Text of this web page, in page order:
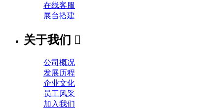
在线客服
展台搭建
关于我们 
公司概况
发展历程
企业文化
员工风采
加入我们